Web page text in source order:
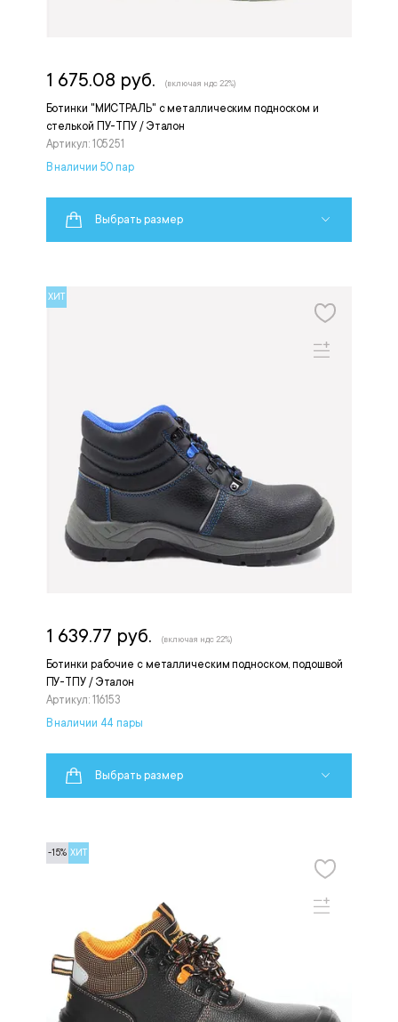
Ботинки "МИСТРАЛЬ" с металлическим подноском и
стелькой ПУ-ТПУ / Эталон
Артикул: 105251
1 675.08 руб. (включая ндс 22%)
В наличии 50 пар
Выбрать размер
ХИТ
Ботинки рабочие с металлическим подноском, подошвой
ПУ-ТПУ / Эталон
Артикул: 116153
1 639.77 руб. (включая ндс 22%)
В наличии 44 пары
Выбрать размер
-15% ХИТ